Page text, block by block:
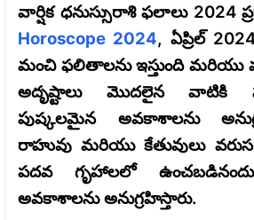
వార్షిక ధనుస్సురాశి ఫలాలు 2024
Horoscope 2024, ఏప్రిల్
మంచి ఫలితాలను ఇస్తుంది మరియు
అదృష్టాలు మొదలైన వాటికి
పుష్కలమైన అవకాశాలను
రాహువు మరియు కేతువులు
పదవ గృహాలలో
అవకాశాలను అనుగ్రహిస్తారు.